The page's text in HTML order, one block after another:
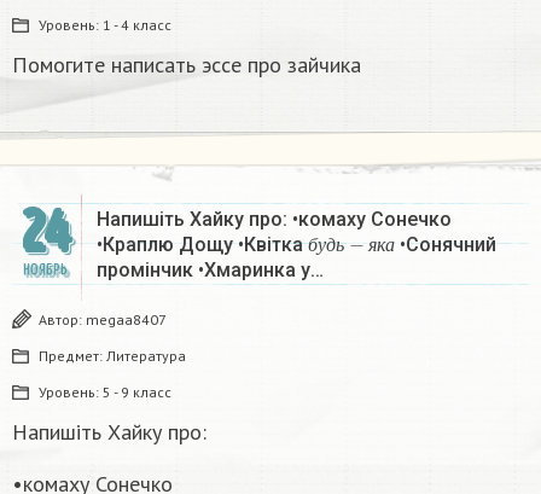
Уровень: 1 - 4 класс
Помогите написать эссе про зайчика
24
НОЯБРЬ
Напишіть Хайку про: •комаху Сонечко
•Краплю Дощу •Квітка б у д ь яка
б уд −
•Сонячний
промінчик •Хмаринка у…
Автор: megaa8407
Предмет: Литература
Уровень: 5 - 9 класс
Напишіть Хайку про:
•комаху Сонечко